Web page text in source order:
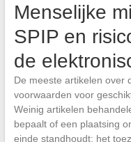
Menselijke
SPIP en
de
De meeste artikelen over
voorwaarden voor
Weinig artikelen
bepaalt of een plaatsing
einde standhoudt: het